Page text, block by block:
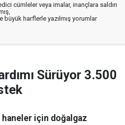
cümleler veya imalar, inançlara saldırı
büyük harflerle yazılmış yorumlar
Sürüyor 3.500
haneler için doğalgaz